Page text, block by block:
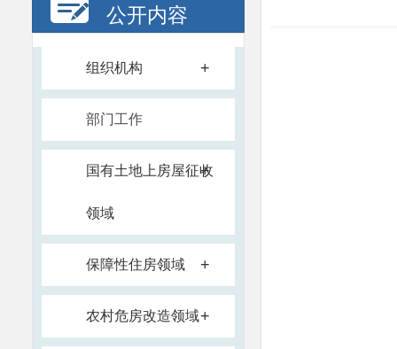
公开内容
组织机构 +
部门工作
国有土地上房屋征收
领域
+
保障性住房领域 +
农村危房改造领域+